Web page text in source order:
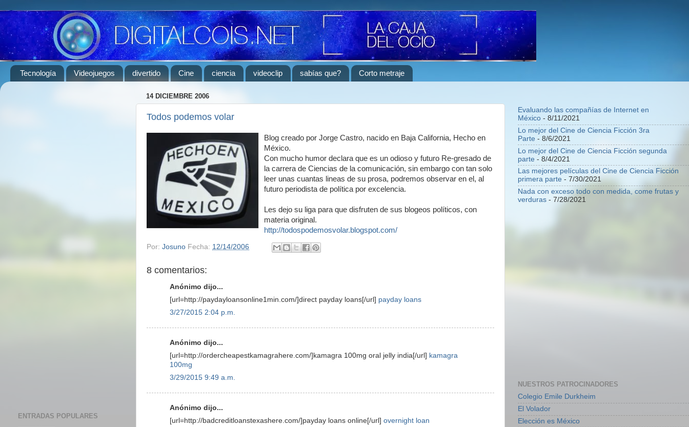
Tecnología Videojuegos divertido Cine ciencia videoclip sabías que? Corto metraje
14 DICIEMBRE 2006
Todos podemos volar
Blog creado por Jorge Castro, nacido en Baja California, Hecho en
México.
Con mucho humor declara que es un odioso y futuro Re-gresado de
la carrera de Ciencias de la comunicación, sin embargo con tan solo
leer unas cuantas lineas de su prosa, podremos observar en el, al
futuro periodista de política por excelencia.
Les dejo su liga para que disfruten de sus blogeos políticos, con
materia original.
http://todospodemosvolar.blogspot.com/
Por: Josuno Fecha: 12/14/2006
8 comentarios:
Anónimo dijo...
[url=http://paydayloansonline1min.com/]direct payday loans[/url] payday loans
3/27/2015 2:04 p.m.
Anónimo dijo...
[url=http://ordercheapestkamagrahere.com/]kamagra 100mg oral jelly india[/url] kamagra
100mg
3/29/2015 9:49 a.m.
Anónimo dijo...
[url=http://badcreditloanstexashere.com/]payday loans online[/url] overnight loan
ENTRADAS POPULARES
Evaluando las compañías de Internet en
México - 8/11/2021
Lo mejor del Cine de Ciencia Ficción 3ra
Parte - 8/6/2021
Lo mejor del Cine de Ciencia Ficción segunda
parte - 8/4/2021
Las mejores películas del Cine de Ciencia Ficción
primera parte - 7/30/2021
Nada con exceso todo con medida, come frutas y
verduras - 7/28/2021
NUESTROS PATROCINADORES
Colegio Emile Durkheim
El Volador
Elección es México